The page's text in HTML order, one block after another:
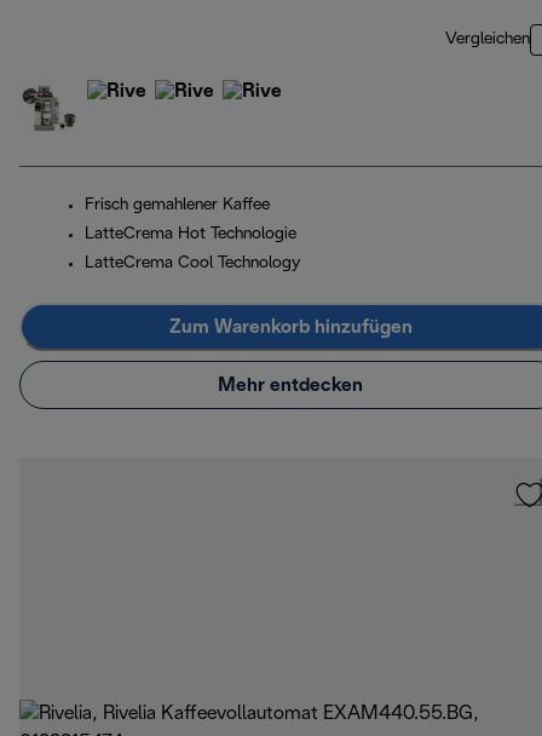
Vergleichen
Frisch gemahlener Kaffee
LatteCrema Hot Technologie
LatteCrema Cool Technology
Zum Warenkorb hinzufügen
Mehr entdecken